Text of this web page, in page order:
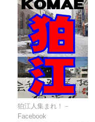
狛江人集まれ！－
Facebook